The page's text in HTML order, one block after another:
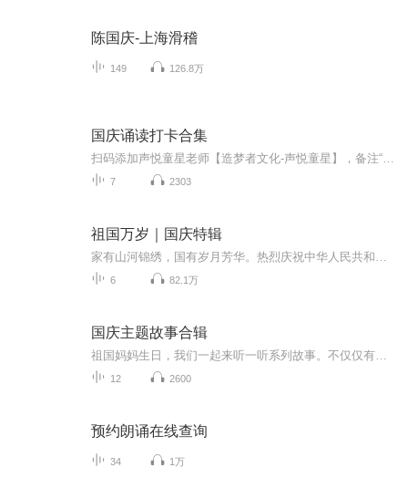
陈国庆-上海滑稽
149 126.8万
国庆诵读打卡合集
7 2303
祖国万岁｜国庆特辑
6 82.1万
国庆主题故事合辑
12 2600
预约朗诵在线查询
34 1万